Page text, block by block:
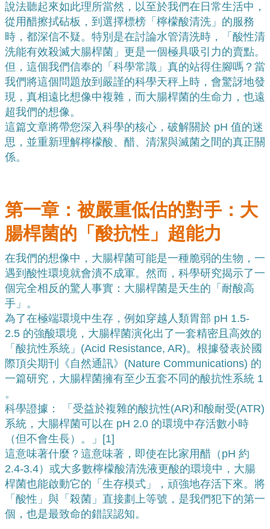
說法聽起來如此理所當然，以至於我們在日常生活中，
從用醋擦拭砧板，到選擇標榜「檸檬酸清洗」的服務
時，都深信不疑。特別是在討論水管清洗時，「酸性清
洗能有效殺滅大腸桿菌」更是一個極具吸引力的賣點。
但，這個我們信奉的「科學常識」真的站得住腳嗎？當
我們將這個問題放到嚴謹的科學天秤上時，會驚訝地發
現，真相遠比想像中複雜，而大腸桿菌的生命力，也遠
超我們的想像。
這篇文章將帶您深入科學的核心，破解關於 pH 值的迷
思，並重新理解檸檬酸、醋、清潔與滅菌之間的真正關
係。
第一章：被嚴重低估的對手：大
腸桿菌的「酸抗性」超能力
在我們的想像中，大腸桿菌可能是一種脆弱的生物，一
遇到酸性環境就會潰不成軍。然而，科學研究揭示了一
個完全相反的驚人事實：大腸桿菌是天生的「耐酸高
手」。
為了在極端環境中生存，例如穿越人類胃部 pH 1.5-
2.5 的強酸環境，大腸桿菌演化出了一套精密且高效的
「酸抗性系統」(Acid Resistance, AR)。根據發表於國
際頂尖期刊《自然通訊》(Nature Communications) 的
一篇研究，大腸桿菌擁有至少五套不同的酸抗性系統 1
。
科學證據： 「受益於複雜的酸抗性(AR)和酸耐受(ATR)
系統，大腸桿菌可以在 pH 2.0 的環境中存活數小時
（但不會生長）。」[1]
這意味著什麼？這意味著，即使在比家用醋（pH 約
2.4-3.4）或大多數檸檬酸清洗液更酸的環境中，大腸
桿菌也能啟動它的「生存模式」，頑強地存活下來。將
「酸性」與「殺菌」直接劃上等號，是我們犯下的第一
個，也是最致命的錯誤認知。